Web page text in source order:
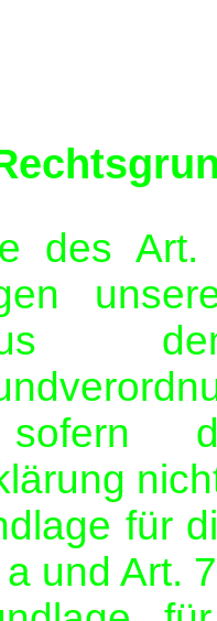
des
für
und Art.